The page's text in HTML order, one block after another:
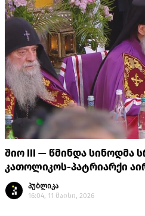
შიო III — წმინდა სინოდმა
კათოლიკოს-პატრიარქი
პუბლიკა
16:04, 11 მაისი, 2026